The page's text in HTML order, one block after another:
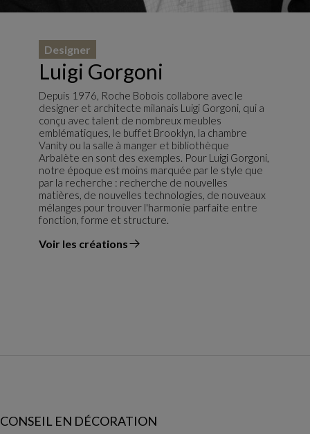
Luigi Gorgoni
Designer
Depuis 1976, Roche Bobois collabore avec le
designer et architecte milanais Luigi Gorgoni, qui a
conçu avec talent de nombreux meubles
emblématiques, le buffet Brooklyn, la chambre
Vanity ou la salle à manger et bibliothèque
Arbalète en sont des exemples. Pour Luigi Gorgoni,
notre époque est moins marquée par le style que
par la recherche : recherche de nouvelles
matières, de nouvelles technologies, de nouveaux
mélanges pour trouver l'harmonie parfaite entre
fonction, forme et structure.
Voir les créations
du designer
CONSEIL EN DÉCORATION